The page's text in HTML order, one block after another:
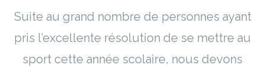
Suite au grand nombre de personnes ayant
pris l’excellente résolution de se mettre au
sport cette année scolaire, nous devons